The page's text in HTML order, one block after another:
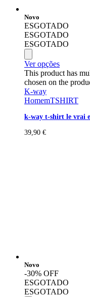
Novo
ESGOTADO
ESGOTADO
ESGOTADO
Ver opções
This product has
chosen on the
K-way
HomemTSHIRT
k-way t-shirt le vrai
39,90 €
Novo
-30% OFF
ESGOTADO
ESGOTADO